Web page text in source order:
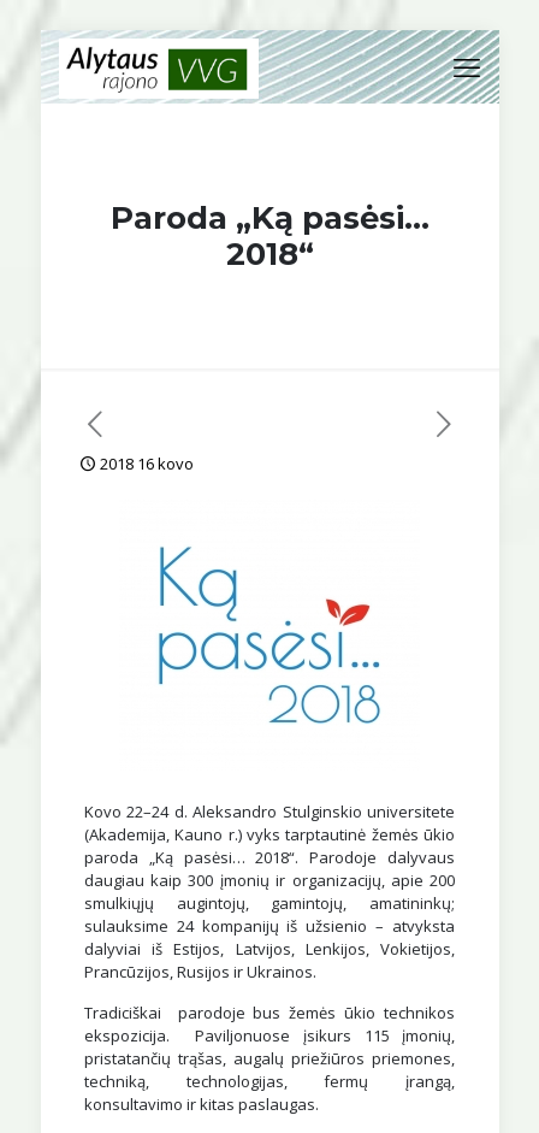
Paroda „Ką pasėsi…
2018“
2018 16 kovo
Kovo 22–24 d. Aleksandro Stulginskio universitete
(Akademija, Kauno r.) vyks tarptautinė žemės ūkio
paroda „Ką pasėsi… 2018“. Parodoje dalyvaus
daugiau kaip 300 įmonių ir organizacijų, apie 200
smulkiųjų augintojų, gamintojų, amatininkų;
sulauksime 24 kompanijų iš užsienio – atvyksta
dalyviai iš Estijos, Latvijos, Lenkijos, Vokietijos,
Prancūzijos, Rusijos ir Ukrainos.
Tradiciškai parodoje bus žemės ūkio technikos
ekspozicija. Paviljonuose įsikurs 115 įmonių,
pristatančių trąšas, augalų priežiūros priemones,
techniką, technologijas, fermų įrangą,
konsultavimo ir kitas paslaugas.